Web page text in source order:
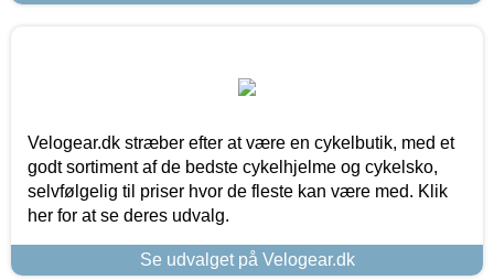
Velogear.dk stræber efter at være en cykelbutik, med et
godt sortiment af de bedste cykelhjelme og cykelsko,
selvfølgelig til priser hvor de fleste kan være med. Klik
her for at se deres udvalg.
Se udvalget på Velogear.dk